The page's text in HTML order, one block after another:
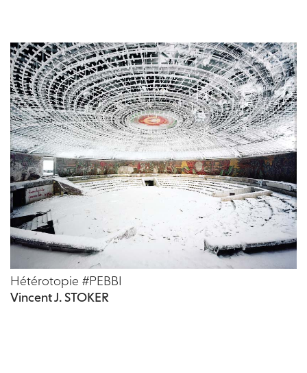
Hétérotopie #PEBBI
Vincent J. STOKER